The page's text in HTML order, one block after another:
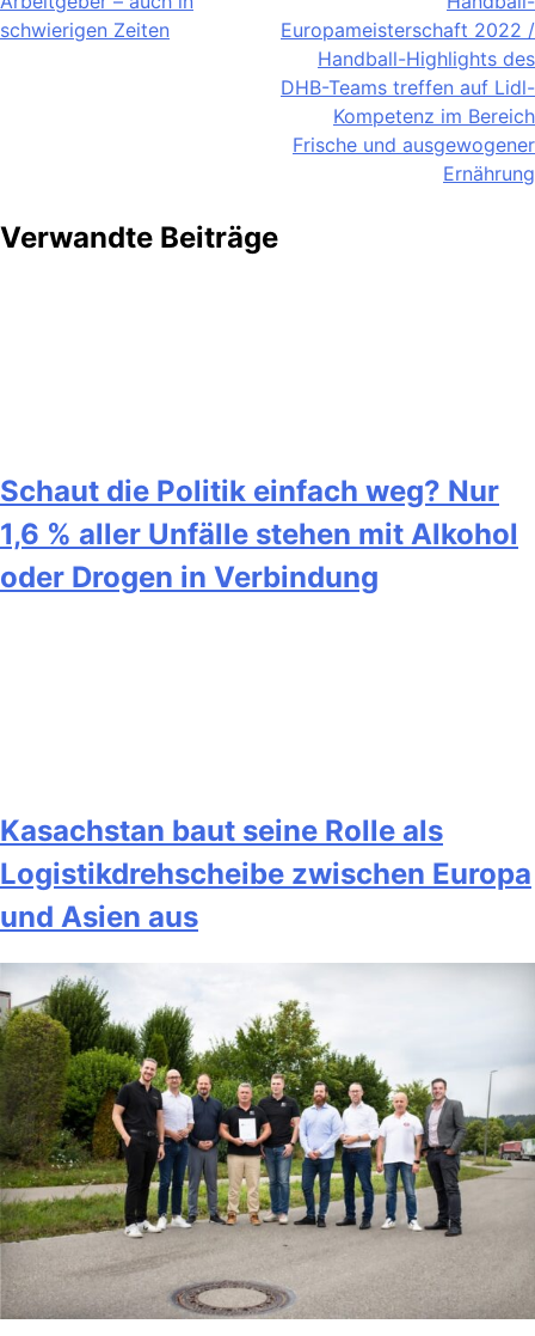
schwierigen Zeiten
Europameisterschaft 2022 /
Handball-Highlights des
DHB-Teams treffen auf Lidl-
Kompetenz im Bereich
Frische und ausgewogener
Ernährung
Verwandte Beiträge
Schaut die Politik einfach weg? Nur
1,6 % aller Unfälle stehen mit Alkohol
oder Drogen in Verbindung
Kasachstan baut seine Rolle als
Logistikdrehscheibe zwischen Europa
und Asien aus